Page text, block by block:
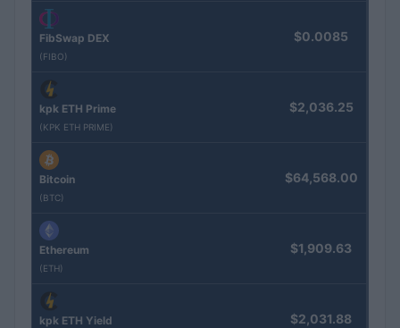
FibSwap DEX
(FIBO)
$0.0085
kpk ETH Prime
(KPK ETH PRIME)
$2,036.25
Bitcoin
(BTC)
$64,568.00
Ethereum
(ETH)
$1,909.63
kpk ETH Yield $2,031.88